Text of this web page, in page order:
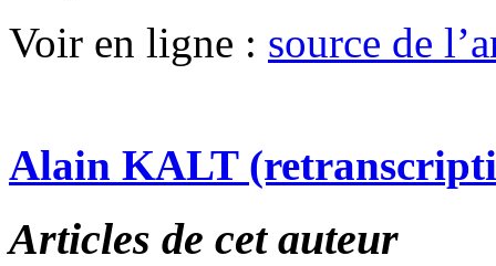
Voir en ligne : source de
Alain KALT
Articles de cet auteur